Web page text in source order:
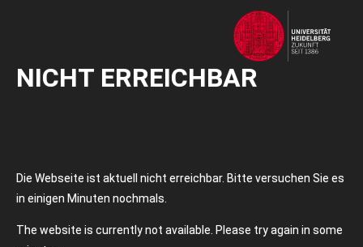
NICHT ERREICHBAR
Die Webseite ist aktuell nicht erreichbar. Bitte versuchen Sie es
in einigen Minuten nochmals.
The website is currently not available. Please try again in some